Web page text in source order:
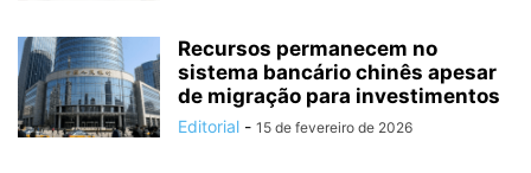
Recursos permanecem no
sistema bancário chinês apesar
de migração para investimentos
Editorial - 15 de fevereiro de 2026